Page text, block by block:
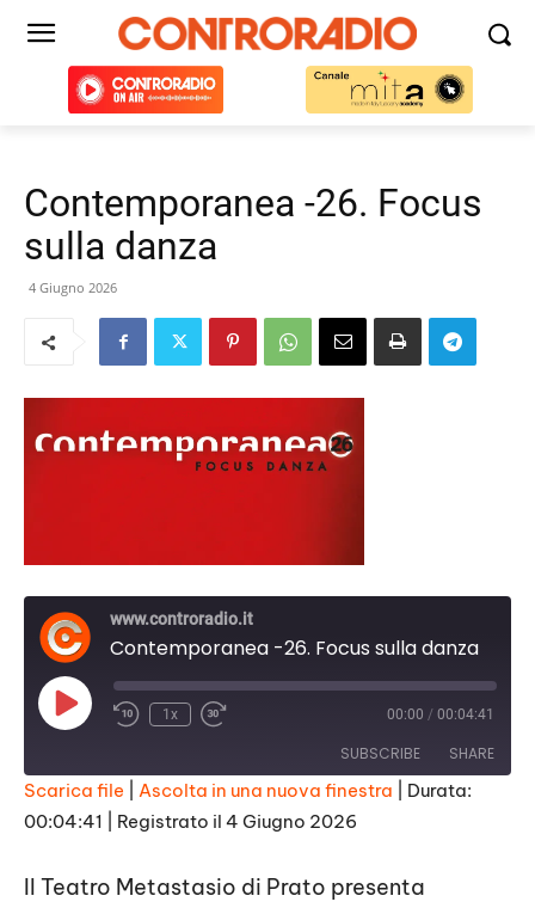
Contemporanea -26. Focus
sulla danza
4 Giugno 2026
www.controradio.it
Contemporanea -26. Focus sulla danza
Play
Episode
1x 00:00 / 00:04:41
SUBSCRIBE SHARE
SHARE
LINK
Scarica file Ascolta in una nuova finestra
Durata:
00:04:41
Registrato il 4 Giugno 2026
Il Teatro Metastasio di Prato presenta